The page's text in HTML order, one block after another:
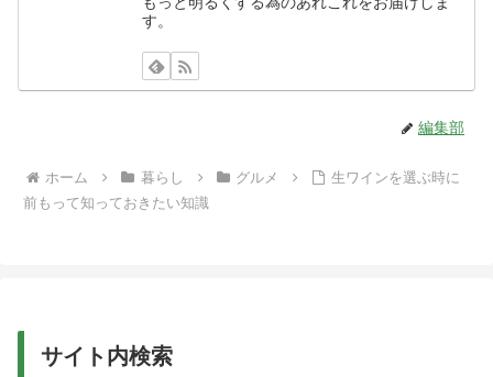
す。
編集部
ホーム 暮らし グルメ
生ワインを選ぶ時に
前もって知っておきたい知識
サイト内検索